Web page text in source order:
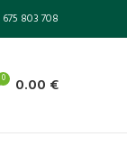
675 803 708
0 0.00 €